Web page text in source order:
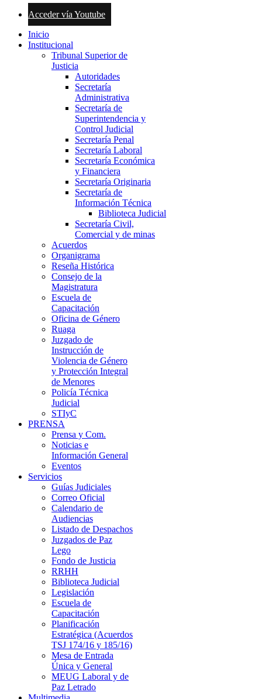
Acceder vía Youtube
Inicio
Institucional
Tribunal Superior de
Justicia
Autoridades
Secretaría
Administrativa
Secretaría de
Superintendencia y
Control Judicial
Secretaría Penal
Secretaría Laboral
Secretaría Económica
y Financiera
Secretaría Originaria
Secretaría de
Información Técnica
Biblioteca Judicial
Secretaría Civil,
Comercial y de minas
Acuerdos
Organigrama
Reseña Histórica
Consejo de la
Magistratura
Escuela de
Capacitación
Oficina de Género
Ruaga
Juzgado de
Instrucción de
Violencia de Género
y Protección Integral
de Menores
Policía Técnica
Judicial
STIyC
PRENSA
Prensa y Com.
Noticias e
Información General
Eventos
Servicios
Guías Judiciales
Correo Oficial
Calendario de
Audiencias
Listado de Despachos
Juzgados de Paz
Lego
Fondo de Justicia
RRHH
Biblioteca Judicial
Legislación
Escuela de
Capacitación
Planificación
Estratégica (Acuerdos
TSJ 174/16 y 185/16)
Mesa de Entrada
Única y General
MEUG Laboral y de
Paz Letrado